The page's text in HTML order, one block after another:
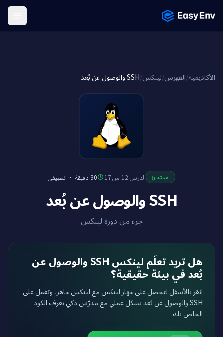
Menu
الأكاديمية/الفهرس/لينكس/SSH والوصول عن بُعد
مبتدئ الدرس 12 من 17 30 دقيقة · تطبيقي
SSH والوصول عن بُعد
جزء من دورة لينكس
هل تريد تعلّم لينكس SSH والوصول عن
بُعد في بيئة حقيقية؟
انقر بالأسفل لتحصل على جهاز لينكس مع لينكس جاهز، وتعمل على
SSH والوصول عن بُعد بشكل عملي مع مدرّس ذكي يعرف الكود
الخاص بك.